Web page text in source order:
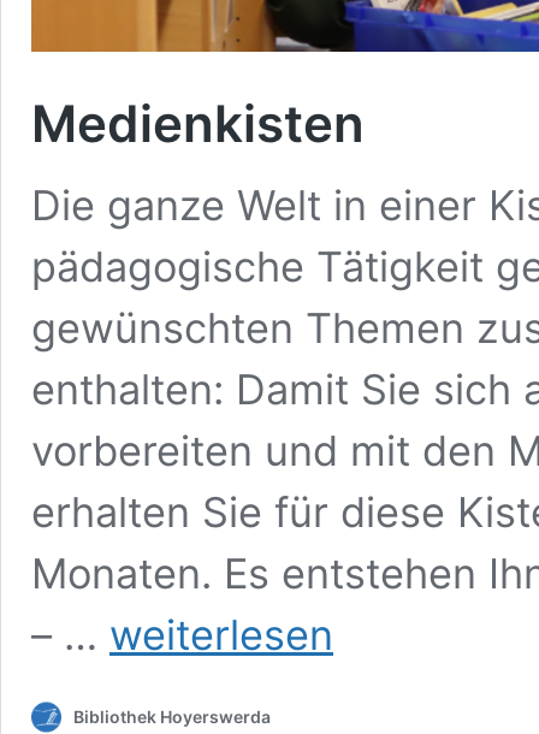
Medienkisten
Die ganze Welt in einer
pädagogische Tätigkeit
gewünschten Themen
enthalten: Damit Sie sich
vorbereiten und mit den
erhalten Sie für diese
Monaten. Es entstehen
– …
Medienkisten
weiterlesen
Bibliothek Hoyerswerda